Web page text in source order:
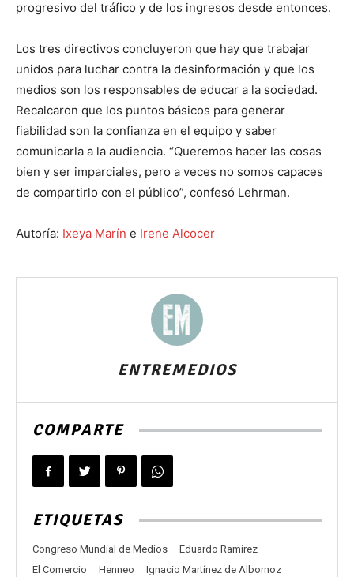
progresivo del tráfico y de los ingresos desde entonces.
Los tres directivos concluyeron que hay que trabajar
unidos para luchar contra la desinformación y que los
medios son los responsables de educar a la sociedad.
Recalcaron que los puntos básicos para generar
fiabilidad son la confianza en el equipo y saber
comunicarla a la audiencia. “Queremos hacer las cosas
bien y ser imparciales, pero a veces no somos capaces
de compartirlo con el público”, confesó Lehrman.
Autoría: Ixeya Marín e Irene Alcocer
ENTREMEDIOS
COMPARTE
ETIQUETAS
Congreso Mundial de Medios
Eduardo Ramírez
El Comercio
Henneo
Ignacio Martínez de Albornoz